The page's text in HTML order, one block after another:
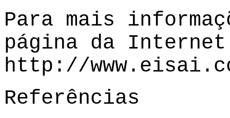
Para mais
página da Internet
http://
Referências